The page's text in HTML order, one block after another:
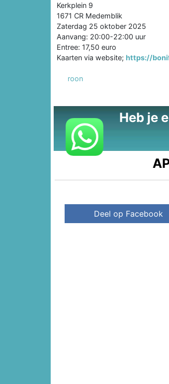
Kerkplein 9
1671 CR Medemblik
Zaterdag 25 oktober 2025
Aanvang: 20:00-22:00 uur
Entree: 17,50 euro
Kaarten via website; https://
roon
Heb je
Deel op Facebook